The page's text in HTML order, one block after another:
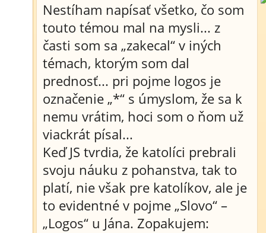
Nestíham napísať všetko, čo som
touto témou mal na mysli... z
časti som sa „zakecal“ v iných
témach, ktorým som dal
prednosť... pri pojme logos je
označenie „*“ s úmyslom, že sa k
nemu vrátim, hoci som o ňom už
viackrát písal...
Keď JS tvrdia, že katolíci prebrali
svoju náuku z pohanstva, tak to
platí, nie však pre katolíkov, ale je
to evidentné v pojme „Slovo“ –
„Logos“ u Jána. Zopakujem: